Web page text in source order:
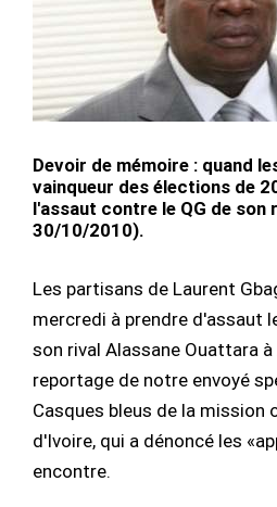
Devoir de mémoire : quand
vainqueur des élections de
l'assaut contre le QG de son
30/10/2010).
Les partisans de Laurent
mercredi à prendre d'assaut
son rival Alassane Ouattara
reportage de notre envoyé
Casques bleus de la mission
d'Ivoire, qui a dénoncé les
encontre.